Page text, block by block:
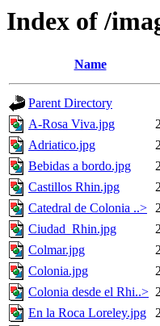
Index of /
Name
Parent Directory
A-Rosa Viva.jpg
Adriatico.jpg
Bebidas a bordo.jpg
Castillos Rhin.jpg
Catedral de Colonia ..>
Ciudad_Rhin.jpg
Colmar.jpg
Colonia.jpg
Colonia desde el Rhi..>
En la Roca Loreley.jpg